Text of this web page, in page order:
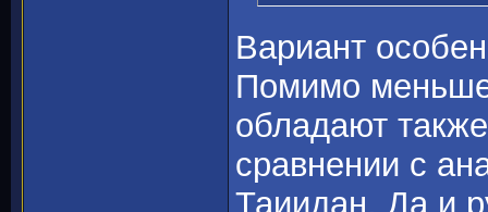
Вариант
Помимо
обладают
сравнении с
Таиидан. Да и